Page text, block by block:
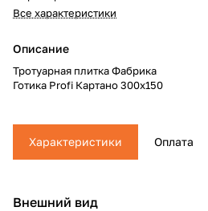
Все характеристики
Описание
Тротуарная плитка Фабрика
Готика Profi Картано 300x150
Характеристики Оплата
Внешний вид